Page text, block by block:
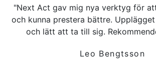
"Next Act gav mig nya verktyg för
och kunna prestera bättre.
och lätt att ta till sig.
Leo Bengtsson